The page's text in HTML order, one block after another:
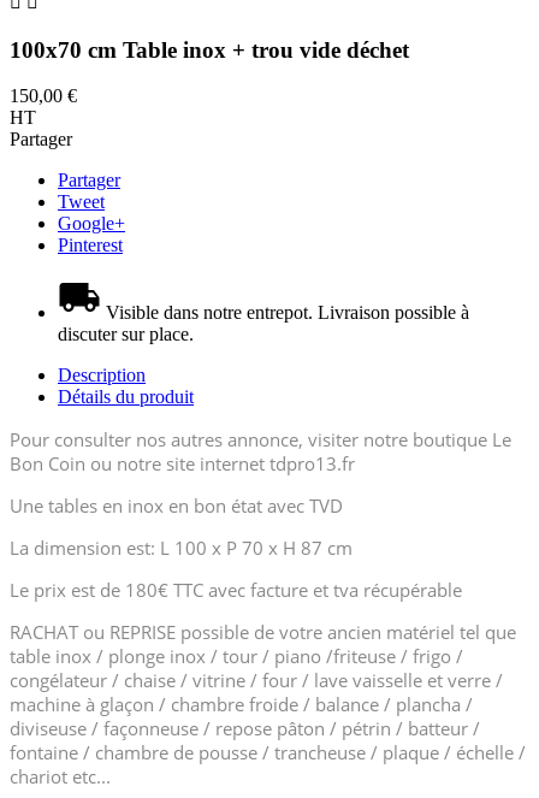
100x70 cm Table inox + trou vide déchet
150,00 €
HT
Partager
Partager
Tweet
Google+
Pinterest
Visible dans notre entrepot. Livraison possible à
discuter sur place.
Description
Détails du produit
Pour consulter nos autres annonce, visiter notre boutique Le
Bon Coin ou notre site internet tdpro13.fr
Une tables en inox en bon état avec TVD
La dimension est: L 100 x P 70 x H 87 cm
Le prix est de 180€ TTC avec facture et tva récupérable
RACHAT ou REPRISE possible de votre ancien matériel tel que
table inox / plonge inox / tour / piano /friteuse / frigo /
congélateur / chaise / vitrine / four / lave vaisselle et verre /
machine à glaçon / chambre froide / balance / plancha /
diviseuse / façonneuse / repose pâton / pétrin / batteur /
fontaine / chambre de pousse / trancheuse / plaque / échelle /
chariot etc...